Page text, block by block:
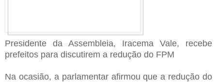
Presidente da Assembleia, Iracema Vale, recebe
prefeitos para discutirem a redução do FPM
Na ocasião, a parlamentar afirmou que a redução do